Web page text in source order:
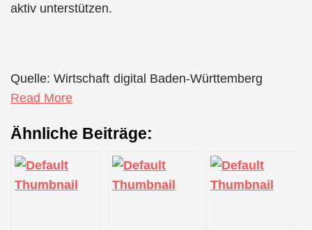
aktiv unterstützen.
Quelle: Wirtschaft digital Baden-Württemberg
Read More
Ähnliche Beiträge: